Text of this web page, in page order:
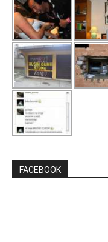
FACEBOOK